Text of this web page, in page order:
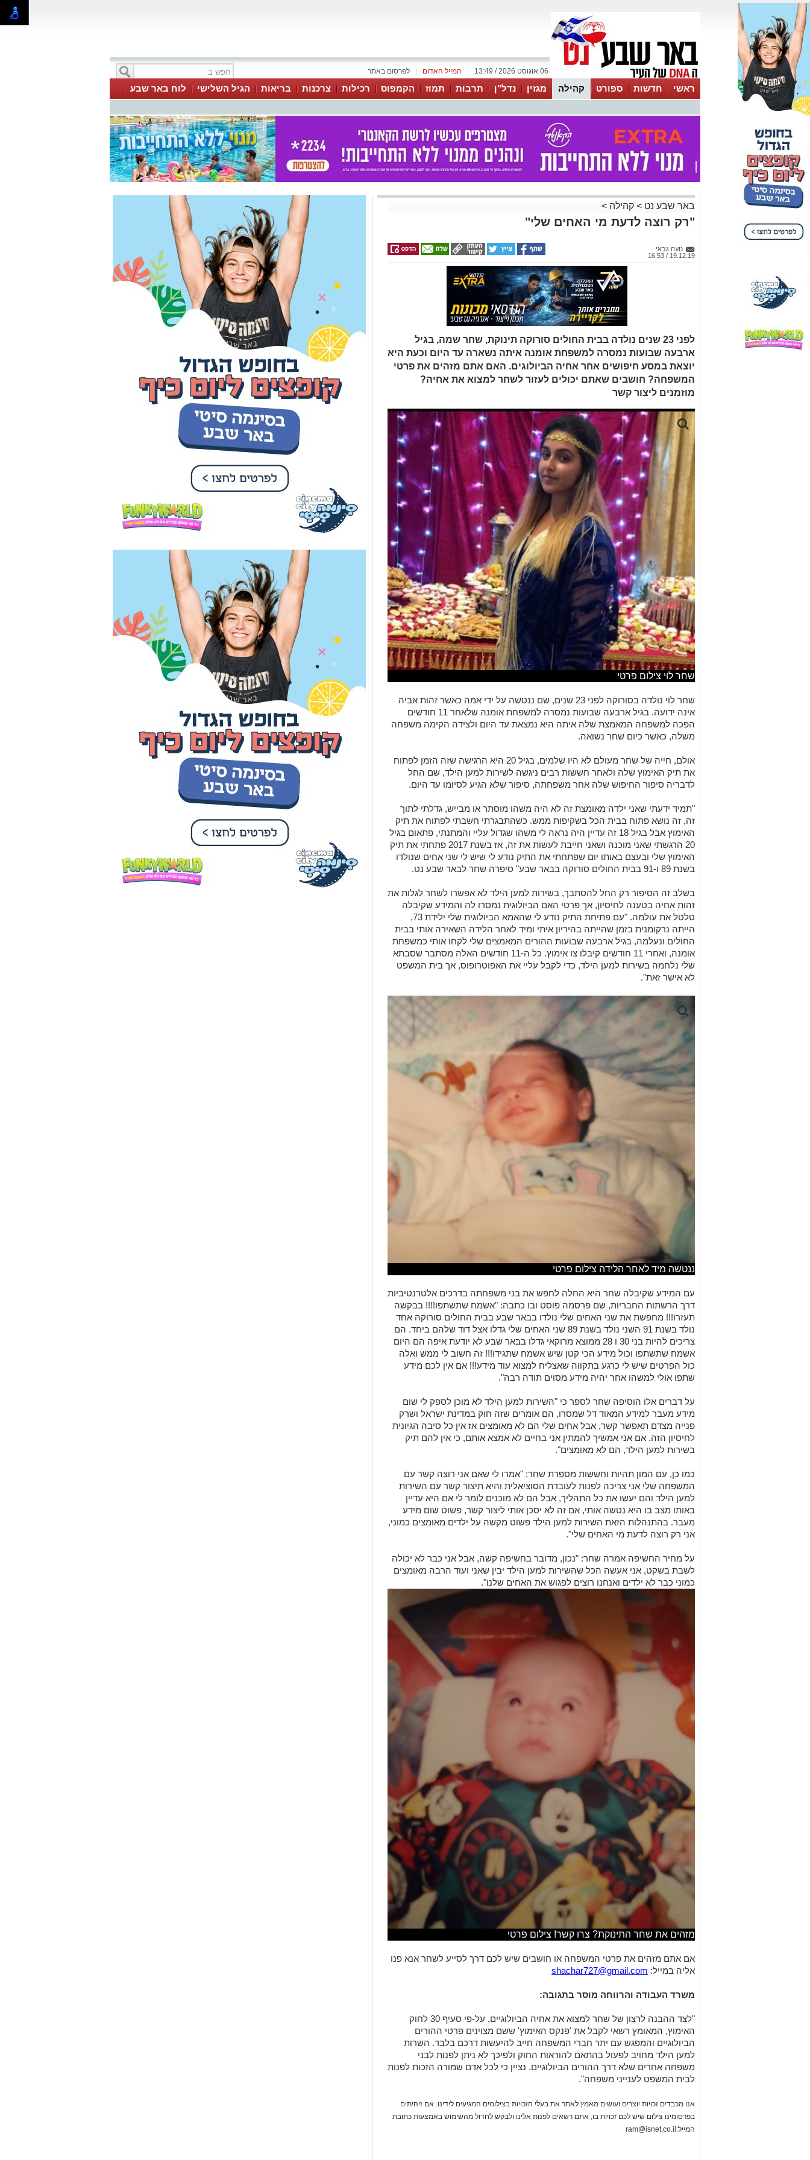
לפרסום באתר המייל האדום 06 אוגוסט 2026 / 13:49
ראשי חדשות ספורט קהילה מגזין נדל"ן תרבות תמוז הקמפוס רכילות צרכנות בריאות הגיל השלישי
לוח באר שבע
באר שבע נט > קהילה >
"רק רוצה לדעת מי האחים שלי"
נועה גבאי
19.12.19 / 16:53
לפני 23 שנים נולדה בבית החולים סורוקה תינוקת, שחר שמה, בגיל
ארבעה שבועות נמסרה למשפחת אומנה איתה נשארה עד היום וכעת היא
יוצאת במסע חיפושים אחר אחיה הביולוגים. האם אתם מזהים את פרטי
המשפחה? חושבים שאתם יכולים לעזור לשחר למצוא את אחיה?
מוזמנים ליצור קשר
שחר לוי צילום פרטי
שחר לוי נולדה בסורוקה לפני 23 שנים, שם ננטשה על ידי אמה כאשר זהות אביה
אינה ידועה. בגיל ארבעה שבועות נמסרה למשפחת אומנה שלאחר 11 חודשים
הפכה למשפחה המאמצת שלה איתה היא נמצאת עד היום ולצידה הקימה משפחה
משלה, כאשר כיום שחר נשואה.
אולם, חייה של שחר מעולם לא היו שלמים, בגיל 20 היא הרגישה שזה הזמן לפתוח
את תיק האימוץ שלה ולאחר חששות רבים ניגשה לשירות למען הילד, שם החל
לדבריה סיפור החיפוש שלה אחר משפחתה, סיפור שלא הגיע לסיומו עד היום.
"תמיד ידעתי שאני ילדה מאומצת זה לא היה משהו מוסתר או מבייש, גדלתי לתוך
זה, זה נושא פתוח בבית הכל בשקיפות ממש. כשהתבגרתי חשבתי לפתוח את תיק
האימוץ אבל בגיל 18 זה עדיין היה נראה לי משהו שגדול עליי והמתנתי, פתאום בגיל
20 הרגשתי שאני מוכנה ושאני חייבת לעשות את זה, אז בשנת 2017 פתחתי את תיק
האימוץ שלי ובעצם באותו יום שפתחתי את התיק נודע לי שיש לי שני אחים שנולדו
בשנת 89 ו-91 בבית החולים סורוקה בבאר שבע" סיפרה שחר לבאר שבע נט.
בשלב זה הסיפור רק החל להסתבך, בשירות למען הילד לא אפשרו לשחר לגלות את
זהות אחיה בטענה לחיסיון, אך פרטי האם הביולוגית נמסרו לה והמידע שקיבלה
טלטל את עולמה. "עם פתיחת התיק נודע לי שהאמא הביולוגית שלי ילידת 73,
הייתה נרקומנית בזמן שהייתה בהיריון איתי ומיד לאחר הלידה השאירה אותי בבית
החולים ונעלמה, בגיל ארבעה שבועות ההורים המאמצים שלי לקחו אותי כמשפחת
אומנה, ואחרי 11 חודשים קיבלו צו אימוץ. כל ה-11 חודשים האלה מסתבר שסבתא
שלי נלחמה בשירות למען הילד, כדי לקבל עליי את האפוטרופוס, אך בית המשפט
לא אישר זאת".
ננטשה מיד לאחר הלידה צילום פרטי
עם המידע שקיבלה שחר היא החלה לחפש את בני משפחתה בדרכים אלטרנטיביות
דרך הרשתות החבריות, שם פרסמה פוסט ובו כתבה: "אשמח שתשתפו!!!! בבקשה
תעזרו!!! מחפשת את שני האחים שלי נולדו בבאר שבע בבית החולים סורוקה אחד
נולד בשנת 91 השני נולד בשנת 89 שני האחים שלי גדלו אצל דוד שלהם ביחד. הם
צריכים להיות בני 30 ו 28 ממוצא מרוקאי גדלו בבאר שבע לא יודעת איפה הם היום
אשמח שתשתפו וכול מידע הכי קטן שיש אשמח שתגידו!!! זה חשוב לי ממש ואלה
כול הפרטים שיש לי כרגע בתקווה שאצליח למצוא עוד מידע!!! אם אין לכם מידע
שתפו אולי למשהו אחר יהיה מידע מסוים תודה רבה".
על דברים אלו הוסיפה שחר לספר כי "השירות למען הילד לא מוכן לספק לי שום
מידע מעבר למידע המאוד דל שמסרו, הם אומרים שזה חוק במדינת ישראל ושרק
פנייה מצדם תאפשר קשר, אבל אחים שלי הם לא מאומצים אז אין כל סיבה הגיונית
לחיסיון הזה. אם אני אמשיך להמתין אני בחיים לא אמצא אותם, כי אין להם תיק
בשירות למען הילד, הם לא מאומצים".
כמו כן, עם המון תהיות וחששות מספרת שחר: "אמרו לי שאם אני רוצה קשר עם
המשפחה שלי אני צריכה לפנות לעובדת הסוציאלית והיא תיצור קשר עם השירות
למען הילד והם יעשו את כל התהליך, אבל הם לא מוכנים לומר לי אם היא עדיין
באותו מצב בו היא נטשה אותי, אם זה לא יסכן אותי ליצור קשר, פשוט שום מידע
מעבר. בהתנהלות הזאת השירות למען הילד פשוט מקשה על ילדים מאומצים כמוני,
אני רק רוצה לדעת מי האחים שלי".
על מחיר החשיפה אמרה שחר: "נכון, מדובר בחשיפה קשה, אבל אני כבר לא יכולה
לשבת בשקט, אני אעשה הכל שהשירות למען הילד יבין שאני ועוד הרבה מאומצים
כמוני כבר לא ילדים ואנחנו רוצים לפגוש את האחים שלנו".
מזהים את שחר התינוקת? צרו קשר! צילום פרטי
אם אתם מזהים את פרטי המשפחה או חושבים שיש לכם דרך לסייע לשחר אנא פנו
אליה במייל: shachar727@gmail.com
משרד העבודה והרווחה מוסר בתגובה:
"לצד ההבנה לרצון של שחר למצוא את אחיה הביולוגיים, על-פי סעיף 30 לחוק
האימוץ, המאומץ רשאי לקבל את 'פנקס האימוץ' ששם מצוינים פרטי ההורים
הביולוגיים והמפגש עם יתר חברי המשפחה חייב להיעשות דרכם בלבד. השרות
למען הילד מחויב לפעול בהתאם להוראות החוק ולפיכך לא ניתן לפנות לבני
משפחה אחרים שלא דרך ההורים הביולוגיים. נציין כי לכל אדם שמורה הזכות לפנות
לבית המשפט לענייני משפחה".
אנו מכבדים זכויות יוצרים ועושים מאמץ לאתר את בעלי הזכויות בצילומים המגיעים לידינו. אם זיהיתים
בפרסומינו צילום שיש לכם זכויות בו, אתם רשאים לפנות אלינו ולבקש לחדול מהשימוש באמצעות כתובת
המייל: ram@isnet.co.il